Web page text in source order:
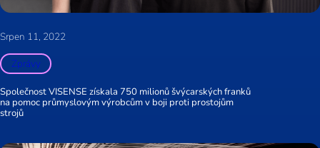
Srpen 11, 2022
Zprávy
Společnost VISENSE získala 750 milionů švýcarských franků
na pomoc průmyslovým výrobcům v boji proti prostojům
strojů